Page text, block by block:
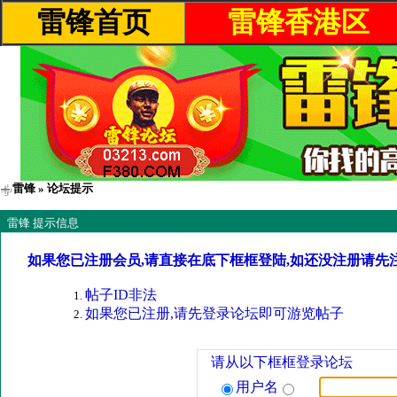
雷锋首页 雷锋香港区
雷锋 » 论坛提示
雷锋 提示信息
如果您已注册会员,请直接在底下框框登陆,如还没注册请先
帖子ID非法
如果您已注册,请先登录论坛即可游览帖子
请从以下框框登录论坛
用户名